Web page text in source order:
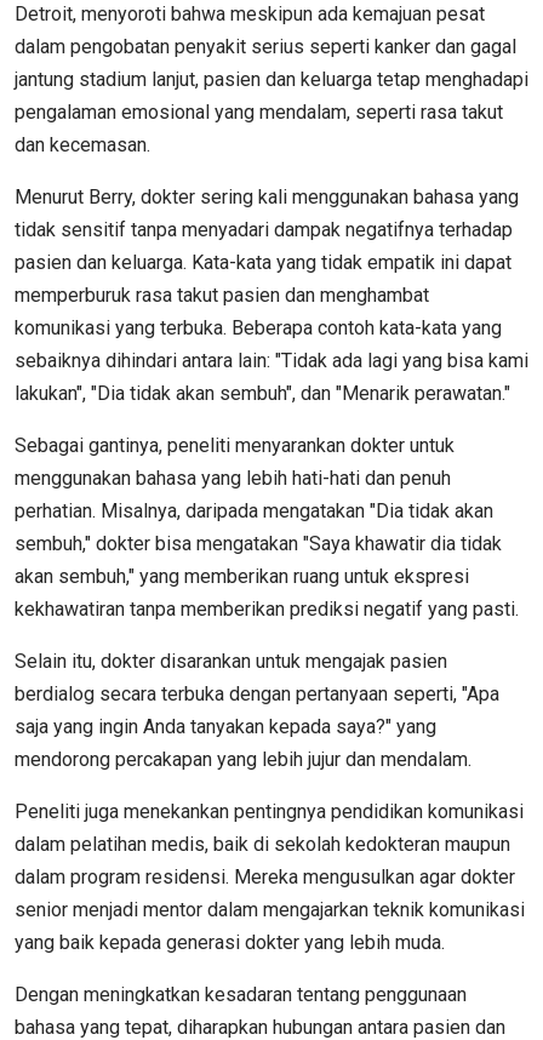
Detroit, menyoroti bahwa meskipun ada kemajuan pesat
dalam pengobatan penyakit serius seperti kanker dan gagal
jantung stadium lanjut, pasien dan keluarga tetap menghadapi
pengalaman emosional yang mendalam, seperti rasa takut
dan kecemasan.
Menurut Berry, dokter sering kali menggunakan bahasa yang
tidak sensitif tanpa menyadari dampak negatifnya terhadap
pasien dan keluarga. Kata-kata yang tidak empatik ini dapat
memperburuk rasa takut pasien dan menghambat
komunikasi yang terbuka. Beberapa contoh kata-kata yang
sebaiknya dihindari antara lain: "Tidak ada lagi yang bisa kami
lakukan", "Dia tidak akan sembuh", dan "Menarik perawatan."
Sebagai gantinya, peneliti menyarankan dokter untuk
menggunakan bahasa yang lebih hati-hati dan penuh
perhatian. Misalnya, daripada mengatakan "Dia tidak akan
sembuh," dokter bisa mengatakan "Saya khawatir dia tidak
akan sembuh," yang memberikan ruang untuk ekspresi
kekhawatiran tanpa memberikan prediksi negatif yang pasti.
Selain itu, dokter disarankan untuk mengajak pasien
berdialog secara terbuka dengan pertanyaan seperti, "Apa
saja yang ingin Anda tanyakan kepada saya?" yang
mendorong percakapan yang lebih jujur dan mendalam.
Peneliti juga menekankan pentingnya pendidikan komunikasi
dalam pelatihan medis, baik di sekolah kedokteran maupun
dalam program residensi. Mereka mengusulkan agar dokter
senior menjadi mentor dalam mengajarkan teknik komunikasi
yang baik kepada generasi dokter yang lebih muda.
Dengan meningkatkan kesadaran tentang penggunaan
bahasa yang tepat, diharapkan hubungan antara pasien dan